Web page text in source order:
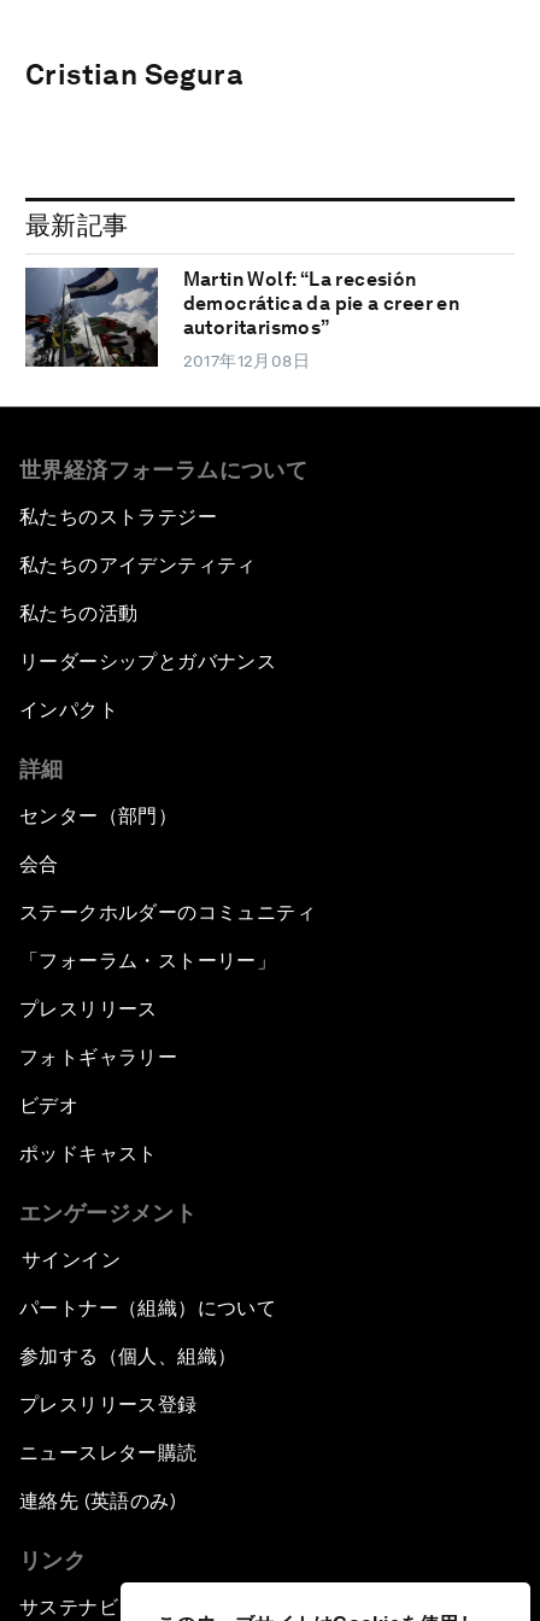
Cristian Segura
最新記事
Martin Wolf: “La recesión
democrática da pie a creer en
autoritarismos”
2017年12月08日
世界経済フォーラムについて
私たちのストラテジー
私たちのアイデンティティ
私たちの活動
リーダーシップとガバナンス
インパクト
詳細
センター（部門）
会合
ステークホルダーのコミュニティ
「フォーラム・ストーリー」
プレスリリース
フォトギャラリー
ビデオ
ポッドキャスト
エンゲージメント
サインイン
パートナー（組織）について
参加する（個人、組織）
プレスリリース登録
ニュースレター購読
連絡先 (英語のみ)
リンク
サステナビリティへの取り組み